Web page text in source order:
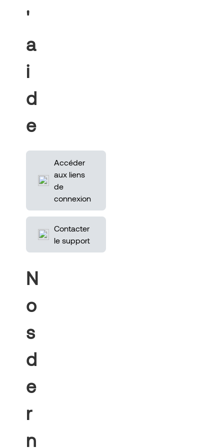
'
a
i
d
e
Accéder
aux liens
de
connexion
Contacter
le support
N
o
s
d
e
r
n